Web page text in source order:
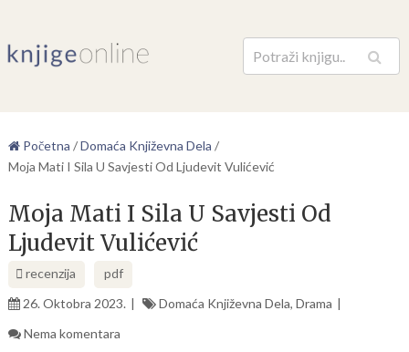
Pretraga
Početna /Domaća Književna Dela /
Moja Mati I Sila U Savjesti Od Ljudevit Vulićević
Moja Mati I Sila U Savjesti Od
Ljudevit Vulićević
recenzija
pdf
26. Oktobra 2023.
Domaća Književna Dela, Drama
Nema komentara